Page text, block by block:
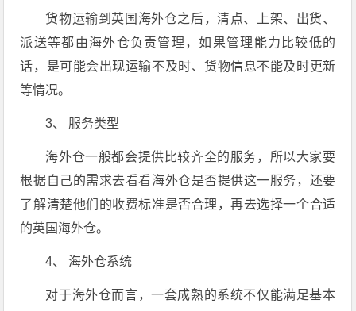
货物运输到英国海外仓之后，清点、上架、出货、
派送等都由海外仓负责管理，如果管理能力比较低的
话，是可能会出现运输不及时、货物信息不能及时更新
等情况。
3、 服务类型
海外仓一般都会提供比较齐全的服务，所以大家要
根据自己的需求去看看海外仓是否提供这一服务，还要
了解清楚他们的收费标准是否合理，再去选择一个合适
的英国海外仓。
4、 海外仓系统
对于海外仓而言，一套成熟的系统不仅能满足基本